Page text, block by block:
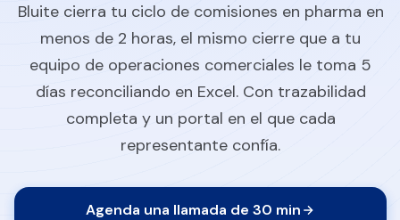
Bluite cierra tu ciclo de comisiones en pharma en
menos de 2 horas, el mismo cierre que a tu
equipo de operaciones comerciales le toma 5
días reconciliando en Excel. Con trazabilidad
completa y un portal en el que cada
representante confía.
Agenda una llamada de 30 min